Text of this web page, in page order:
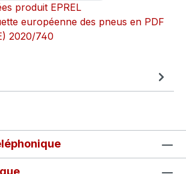
produit EPREL
européenne des pneus en PDF
2020/740